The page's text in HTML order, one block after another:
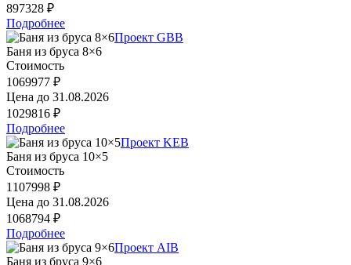
897328 ₽
Подробнее
Проект GBB
Баня из бруса 8×6
Стоимость
1069977 ₽
Цена до 31.08.2026
1029816 ₽
Подробнее
Проект KEB
Баня из бруса 10×5
Стоимость
1107998 ₽
Цена до 31.08.2026
1068794 ₽
Подробнее
Проект AIB
Баня из бруса 9×6